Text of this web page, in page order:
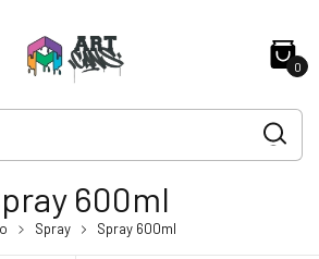
0
600ml
Spray Spray 600ml